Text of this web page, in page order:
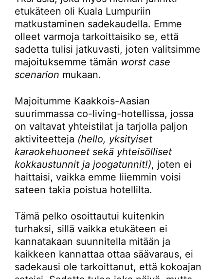
etukäteen oli Kuala Lumpuriin
matkustaminen sadekaudella. Emme
olleet varmoja tarkoittaisiko se, että
sadetta tulisi jatkuvasti, joten valitsimme
majoituksemme tämän worst case
scenarion mukaan.
Majoitumme Kaakkois-Aasian
suurimmassa co-living-hotellissa, jossa
on valtavat yhteistilat ja tarjolla paljon
aktiviteetteja (hello, yksityiset
karaokehuoneet sekä yhteisölliset
kokkaustunnit ja joogatunnit!), joten ei
haittaisi, vaikka emme liiemmin voisi
sateen takia poistua hotellilta.
Tämä pelko osoittautui kuitenkin
turhaksi, sillä vaikka etukäteen ei
kannatakaan suunnitella mitään ja
kaikkeen kannattaa ottaa säävaraus, ei
sadekausi ole tarkoittanut, että kokoajan